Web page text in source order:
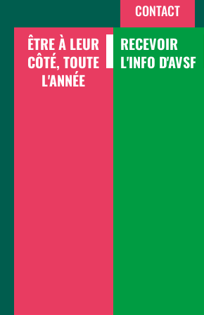
CONTACT
ÊTRE À LEUR
CÔTÉ, TOUTE
L'ANNÉE
DONNER
RECEVOIR
L'INFO D'AVSF